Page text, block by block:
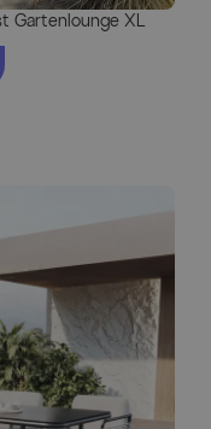
Gartenlounge XL